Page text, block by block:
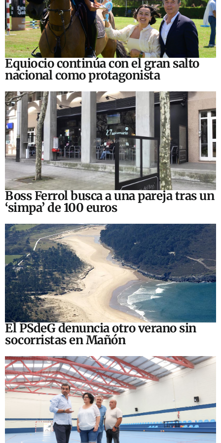
Equiocio continúa con el gran salto
nacional como protagonista
Boss Ferrol busca a una pareja tras un
‘simpa’ de 100 euros
El PSdeG denuncia otro verano sin
socorristas en Mañón